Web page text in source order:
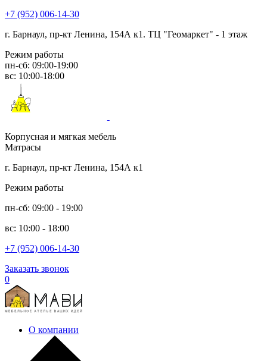
+7 (952) 006-14-30
г. Барнаул, пр-кт Ленина, 154А к1. ТЦ "Геомаркет" - 1 этаж
Режим работы
пн-сб: 09:00-19:00
вс: 10:00-18:00
Корпусная и мягкая мебель
Матрасы
г. Барнаул, пр-кт Ленина, 154А к1
Режим работы
пн-сб: 09:00 - 19:00
вс: 10:00 - 18:00
+7 (952) 006-14-30
Заказать звонок
0
О компании